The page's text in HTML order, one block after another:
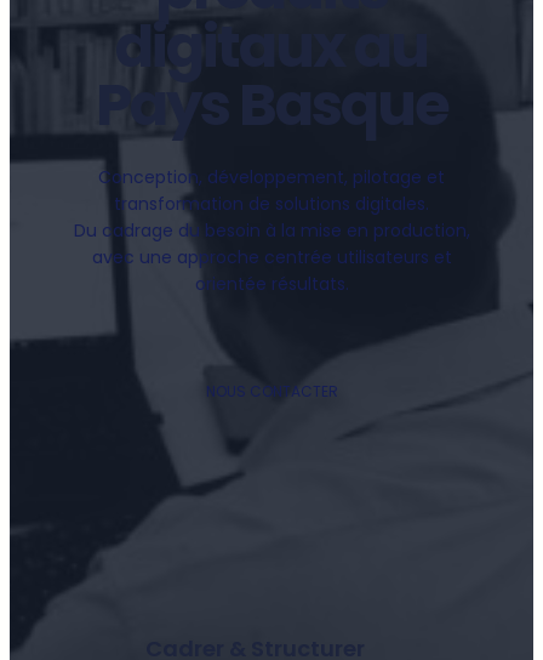
digitaux au
Pays Basque
Conception, développement, pilotage et
transformation de solutions digitales.
Du cadrage du besoin à la mise en production,
avec une approche centrée utilisateurs et
orientée résultats.
NOUS CONTACTER